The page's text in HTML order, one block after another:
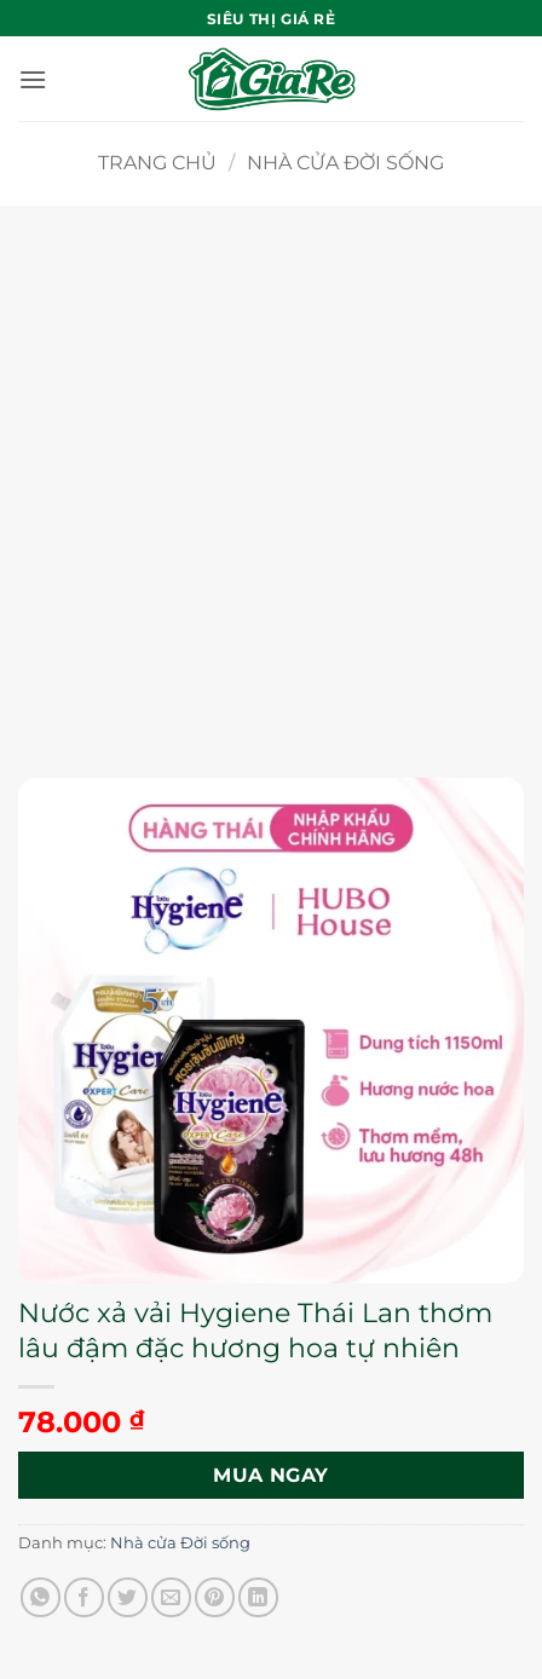
qua
nội
SIÊU THỊ GIÁ RẺ
TRANG CHỦ / NHÀ CỬA ĐỜI SỐNG
Nước xả vải Hygiene Thái Lan thơm
lâu đậm đặc hương hoa tự nhiên
78.000 ₫
MUA NGAY
Danh mục: Nhà cửa Đời sống